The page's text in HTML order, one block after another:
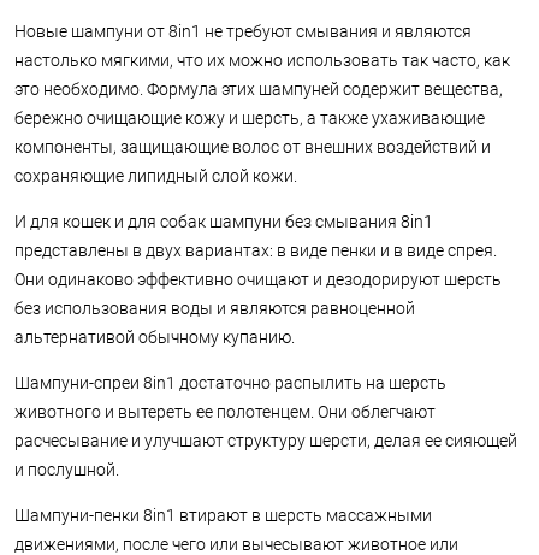
Новые шампуни от 8in1 не требуют смывания и являются
настолько мягкими, что их можно использовать так часто, как
это необходимо. Формула этих шампуней содержит вещества,
бережно очищающие кожу и шерсть, а также ухаживающие
компоненты, защищающие волос от внешних воздействий и
сохраняющие липидный слой кожи.
И для кошек и для собак шампуни без смывания 8in1
представлены в двух вариантах: в виде пенки и в виде спрея.
Они одинаково эффективно очищают и дезодорируют шерсть
без использования воды и являются равноценной
альтернативой обычному купанию.
Шампуни-спреи 8in1 достаточно распылить на шерсть
животного и вытереть ее полотенцем. Они облегчают
расчесывание и улучшают структуру шерсти, делая ее сияющей
и послушной.
Шампуни-пенки 8in1 втирают в шерсть массажными
движениями, после чего или вычесывают животное или